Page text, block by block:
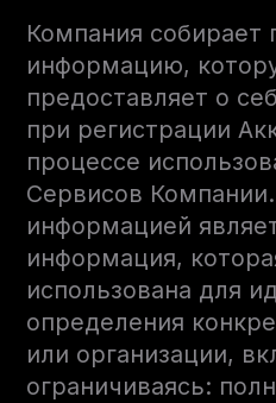
Компания собирает
информацию,
предоставляет о
при регистрации
процессе
Сервисов
информацией
информация,
использована для
определения
или организации,
ограничиваясь: